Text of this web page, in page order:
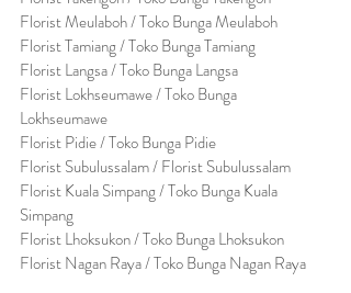
Florist Meulaboh / Toko Bunga Meulaboh
Florist Tamiang / Toko Bunga Tamiang
Florist Langsa / Toko Bunga Langsa
Florist Lokhseumawe / Toko Bunga
Lokhseumawe
Florist Pidie / Toko Bunga Pidie
Florist Subulussalam / Florist Subulussalam
Florist Kuala Simpang / Toko Bunga Kuala
Simpang
Florist Lhoksukon / Toko Bunga Lhoksukon
Florist Nagan Raya / Toko Bunga Nagan Raya